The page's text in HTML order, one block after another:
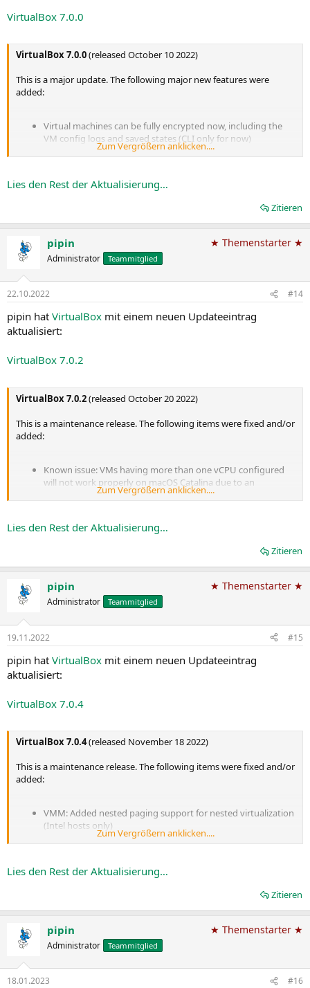
VirtualBox 7.0.0
VirtualBox 7.0.0(released October 10 2022)
This is a major update. The following major new features were
added:
Virtual machines can be fully encrypted now, including the
VM config logs and saved states (CLI only for now)
OCI: Cloud virtual machines can be added to Virtual Machine
Manager tool same way as it is done for Host-only and NAT
Zum Vergrößern anklicken....
Lies den Rest der Aktualisierung…
Zitieren
pipin
Administrator Teammitglied
★ Themenstarter ★
22.10.2022 #14
pipin hat VirtualBox mit einem neuen Updateeintrag
aktualisiert:
VirtualBox 7.0.2
VirtualBox 7.0.2(released October 20 2022)
This is a maintenance release. The following items were fixed and/or
added:
Known issue: VMs having more than one vCPU configured
will not work properly on macOS Catalina due to an
unknown memory corruption issue. Either lower the number
Main: Fixed issue when VBoxSVC could become
unresponsive if Extension Pack was not installed (bug...
Zum Vergrößern anklicken....
Lies den Rest der Aktualisierung…
Zitieren
pipin
Administrator Teammitglied
★ Themenstarter ★
19.11.2022 #15
pipin hat VirtualBox mit einem neuen Updateeintrag
aktualisiert:
VirtualBox 7.0.4
VirtualBox 7.0.4(released November 18 2022)
This is a maintenance release. The following items were fixed and/or
added:
VMM: Added nested paging support for nested virtualization
(Intel hosts only)
VMM: Fixed rare guru meditations with certain guests on
when Hyper-V is used with certain guests (bug...
Zum Vergrößern anklicken....
Lies den Rest der Aktualisierung…
Zitieren
pipin
Administrator Teammitglied
★ Themenstarter ★
18.01.2023 #16